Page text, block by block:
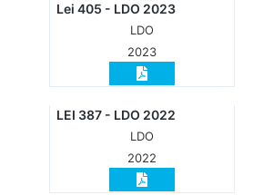
Lei 405 - LDO 2023
LDO
2023
LEI 387 - LDO 2022
LDO
2022